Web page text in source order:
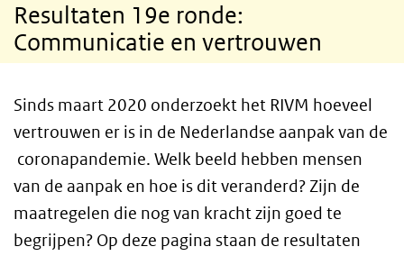
Resultaten 19e ronde:
Communicatie en vertrouwen
Sinds maart 2020 onderzoekt het RIVM hoeveel
vertrouwen er is in de Nederlandse aanpak van de
coronapandemie. Welk beeld hebben mensen
van de aanpak en hoe is dit veranderd? Zijn de
maatregelen die nog van kracht zijn goed te
begrijpen? Op deze pagina staan de resultaten